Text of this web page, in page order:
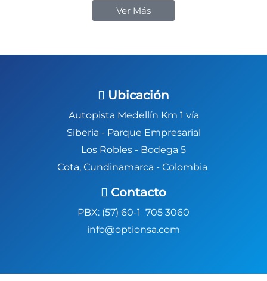
Ver Más
Ubicación
Autopista Medellín Km 1 vía
Siberia - Parque Empresarial
Los Robles - Bodega 5
Cota, Cundinamarca - Colombia
Contacto
PBX: (57) 60-1 705 3060
info@optionsa.com